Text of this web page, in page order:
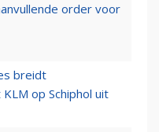
order voor
breidt
op Schiphol uit